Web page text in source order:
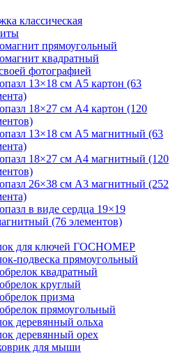
классическая
прямоугольный
квадратный
фотографией
13×18 см А5 картон (63
18×27 см А4 картон (120
13×18 см А5 магнитный (63
18×27 см А4 магнитный (120
26×38 см А3 магнитный (252
в виде сердца 19×19
(76 элементов)
для ключей ГОСНОМЕР
подвеска прямоугольный
квадратный
круглый
призма
прямоугольный
деревянный ольха
деревянный орех
для мыши